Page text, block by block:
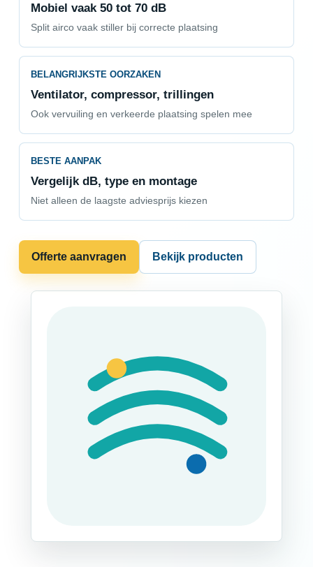
Mobiel vaak 50 tot 70 dB
Split airco vaak stiller bij correcte plaatsing
BELANGRIJKSTE OORZAKEN
Ventilator, compressor, trillingen
Ook vervuiling en verkeerde plaatsing spelen mee
BESTE AANPAK
Vergelijk dB, type en montage
Niet alleen de laagste adviesprijs kiezen
Offerte aanvragen Bekijk producten